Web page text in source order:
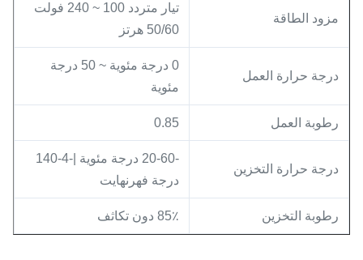
مزود الطاقة
تيار متردد 100 ~ 240 فولت
50/60 هرتز
درجة حرارة العمل
0 درجة مئوية ~ 50 درجة
مئوية
رطوبة العمل 0.85
درجة حرارة التخزين
-20-60 درجة مئوية |-4-140
درجة فهرنهايت
رطوبة التخزين 85٪ دون تكاثف